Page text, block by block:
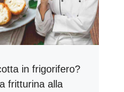
in frigorifero?
fritturina alla